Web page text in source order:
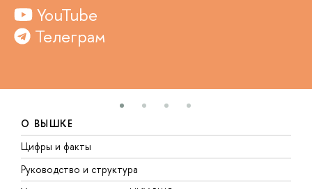
YouTube
Телеграм
О ВЫШКЕ
Цифры и факты
Руководство и структура